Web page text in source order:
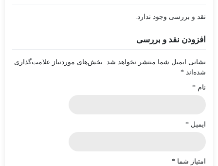
نقد و بررسی وجود ندارد.
افزودن نقد و بررسی
نشانی ایمیل شما منتشر نخواهد شد. بخش‌های موردنیاز علامت‌گذاری
شده‌اند *
نام *
ایمیل *
امتیاز شما *